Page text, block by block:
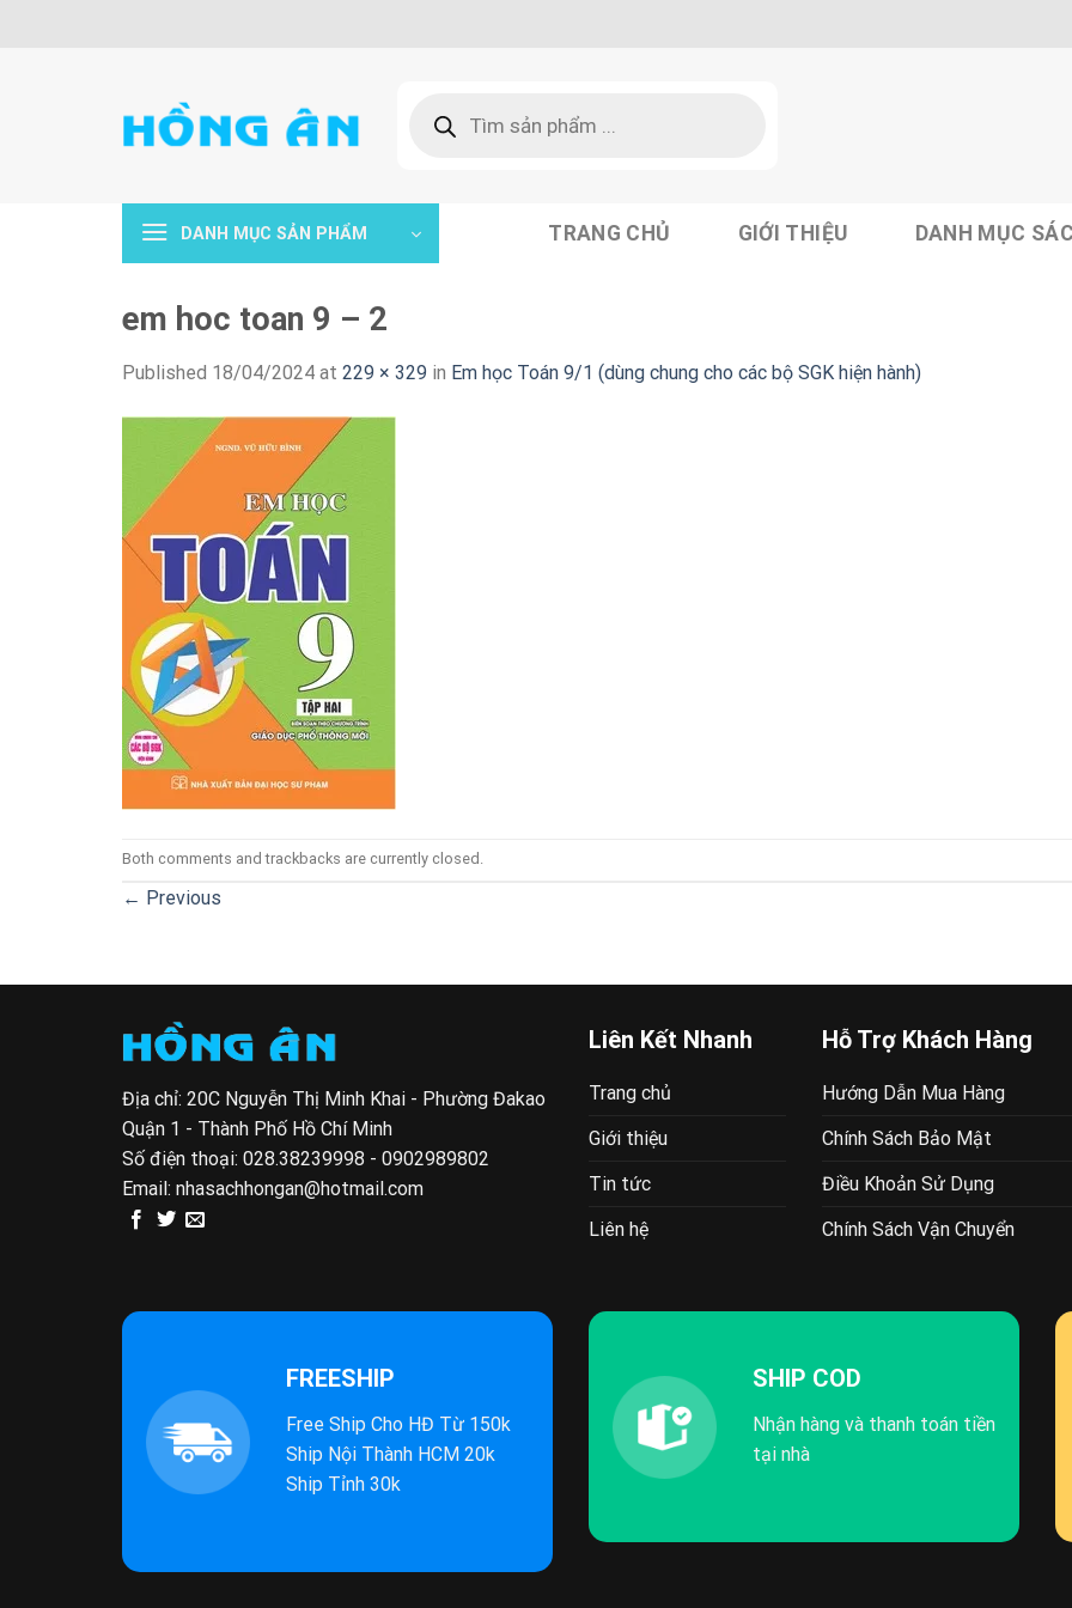
kiếm
DANH MỤC SẢN PHẨM TRANG CHỦ GIỚI THIỆU DANH MỤC
em hoc toan 9 – 2
Published 18/04/2024 at 229 × 329 in Em học Toán 9/1 (dùng chung cho các bộ SGK hiện hành)
Both comments and trackbacks are currently closed.
← Previous
Địa chỉ: 20C Nguyễn Thị Minh Khai - Phường Đakao
Quận 1 - Thành Phố Hồ Chí Minh
Số điện thoại: 028.38239998 - 0902989802
Email: nhasachhongan@hotmail.com
Liên Kết Nhanh
Trang chủ
Giới thiệu
Tin tức
Liên hệ
Hỗ Trợ Khách Hàng
Hướng Dẫn Mua Hàng
Chính Sách Bảo Mật
Điều Khoản Sử Dụng
Chính Sách Vận Chuyển
FREESHIP
Free Ship Cho HĐ Từ 150k
Ship Nội Thành HCM 20k
Ship Tỉnh 30k
SHIP COD
Nhận hàng và thanh toán tiền
tại nhà